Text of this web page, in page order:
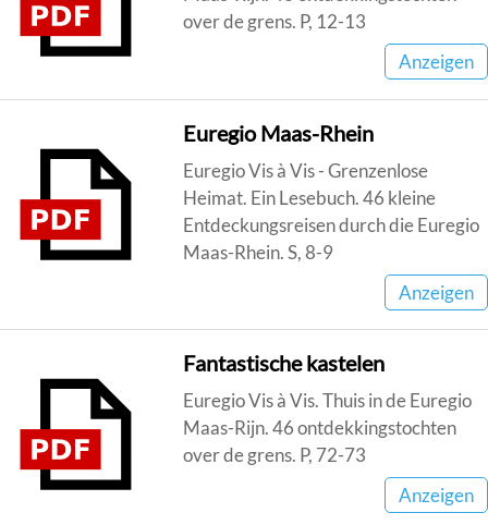
over de grens. P, 12-13
Anzeigen
Euregio Maas-Rhein
Euregio Vis à Vis - Grenzenlose
Heimat. Ein Lesebuch. 46 kleine
Entdeckungsreisen durch die Euregio
Maas-Rhein. S, 8-9
Anzeigen
Fantastische kastelen
Euregio Vis à Vis. Thuis in de Euregio
Maas-Rijn. 46 ontdekkingstochten
over de grens. P, 72-73
Anzeigen